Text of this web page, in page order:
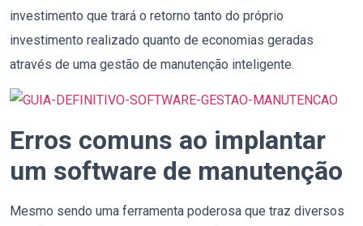
investimento que trará o retorno tanto do próprio
investimento realizado quanto de economias geradas
através de uma gestão de manutenção inteligente.
Erros comuns ao implantar
um software de manutenção
Mesmo sendo uma ferramenta poderosa que traz diversos